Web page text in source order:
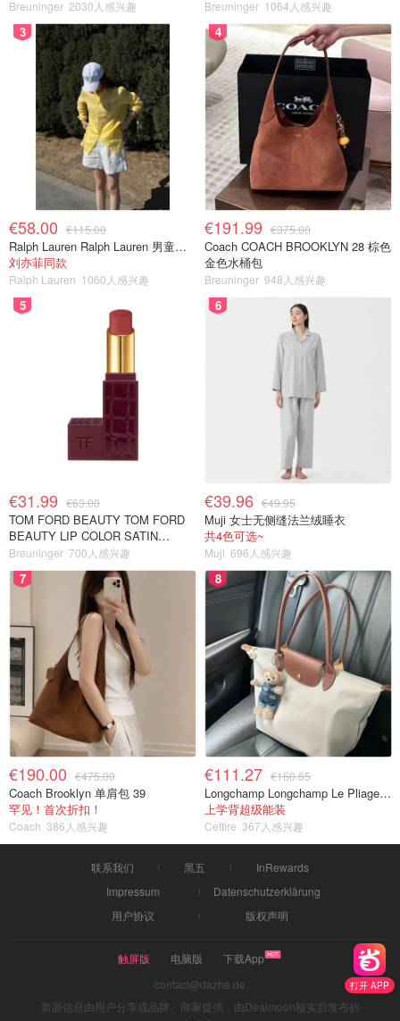
打开 APP
Breuninger 2030人感兴趣 Breuninger 1064人感兴趣
3
€58.00 €115.00
Ralph Lauren Ralph Lauren 男童亚麻衬衫
刘亦菲同款
Ralph Lauren 1060人感兴趣
4
€191.99 €375.00
Coach COACH BROOKLYN 28 棕色
金色水桶包
Breuninger 948人感兴趣
5
€31.99 €63.00
TOM FORD BEAUTY TOM FORD
BEAUTY LIP COLOR SATIN
MATTE 裸玫瑰口红
Breuninger 700人感兴趣
6
€39.96 €49.95
Muji 女士无侧缝法兰绒睡衣
共4色可选~
Muji 696人感兴趣
7
€190.00 €475.00
Coach Brooklyn 单肩包 39
罕见！首次折扣！
Coach 386人感兴趣
8
€111.27 €160.65
Longchamp Longchamp Le Pliage 大号手提包
上学背超级能装
Cettire 367人感兴趣
联系我们 黑五
InRewards
Impressum
Datenschutzerklärung
用户协议
版权声明
触屏版 电脑版
下载App
contact@dazhe.de
页面信息由用户分享或品牌、商家提供，由Dealmoon核实后发布折